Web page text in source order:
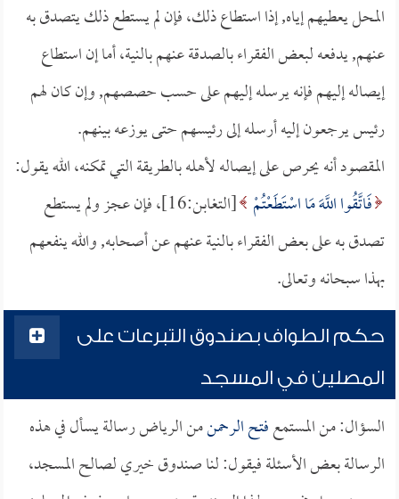
المحل يعطيهم إياه, إذا استطاع ذلك، فإن لم يستطع ذلك يتصدق به
عنهم, يدفعه لبعض الفقراء بالصدقة عنهم بالنية، أما إن استطاع
إيصاله إليهم فإنه يرسله إليهم على حسب حصصهم, وإن كان لهم
رئيس يرجعون إليه أرسله إلى رئيسهم حتى يوزعه بينهم.
المقصود أنه يحرص على إيصاله لأهله بالطريقة التي تمكنه، الله يقول:
فَاتَّقُوا اللَّهَ مَا اسْتَطَعْتُمْ
[التغابن:16]، فإن عجز ولم يستطع
تصدق به على بعض الفقراء بالنية عنهم عن أصحابه, والله ينفعهم
بهذا سبحانه وتعالى.
حكم الطواف بصندوق التبرعات على
المصلين في المسجد
السؤال: من المستمعفتح الرحمنمن الرياض رسالة يسأل في هذه
الرسالة بعض الأسئلة فيقول: لنا صندوق خيري لصالح المسجد،